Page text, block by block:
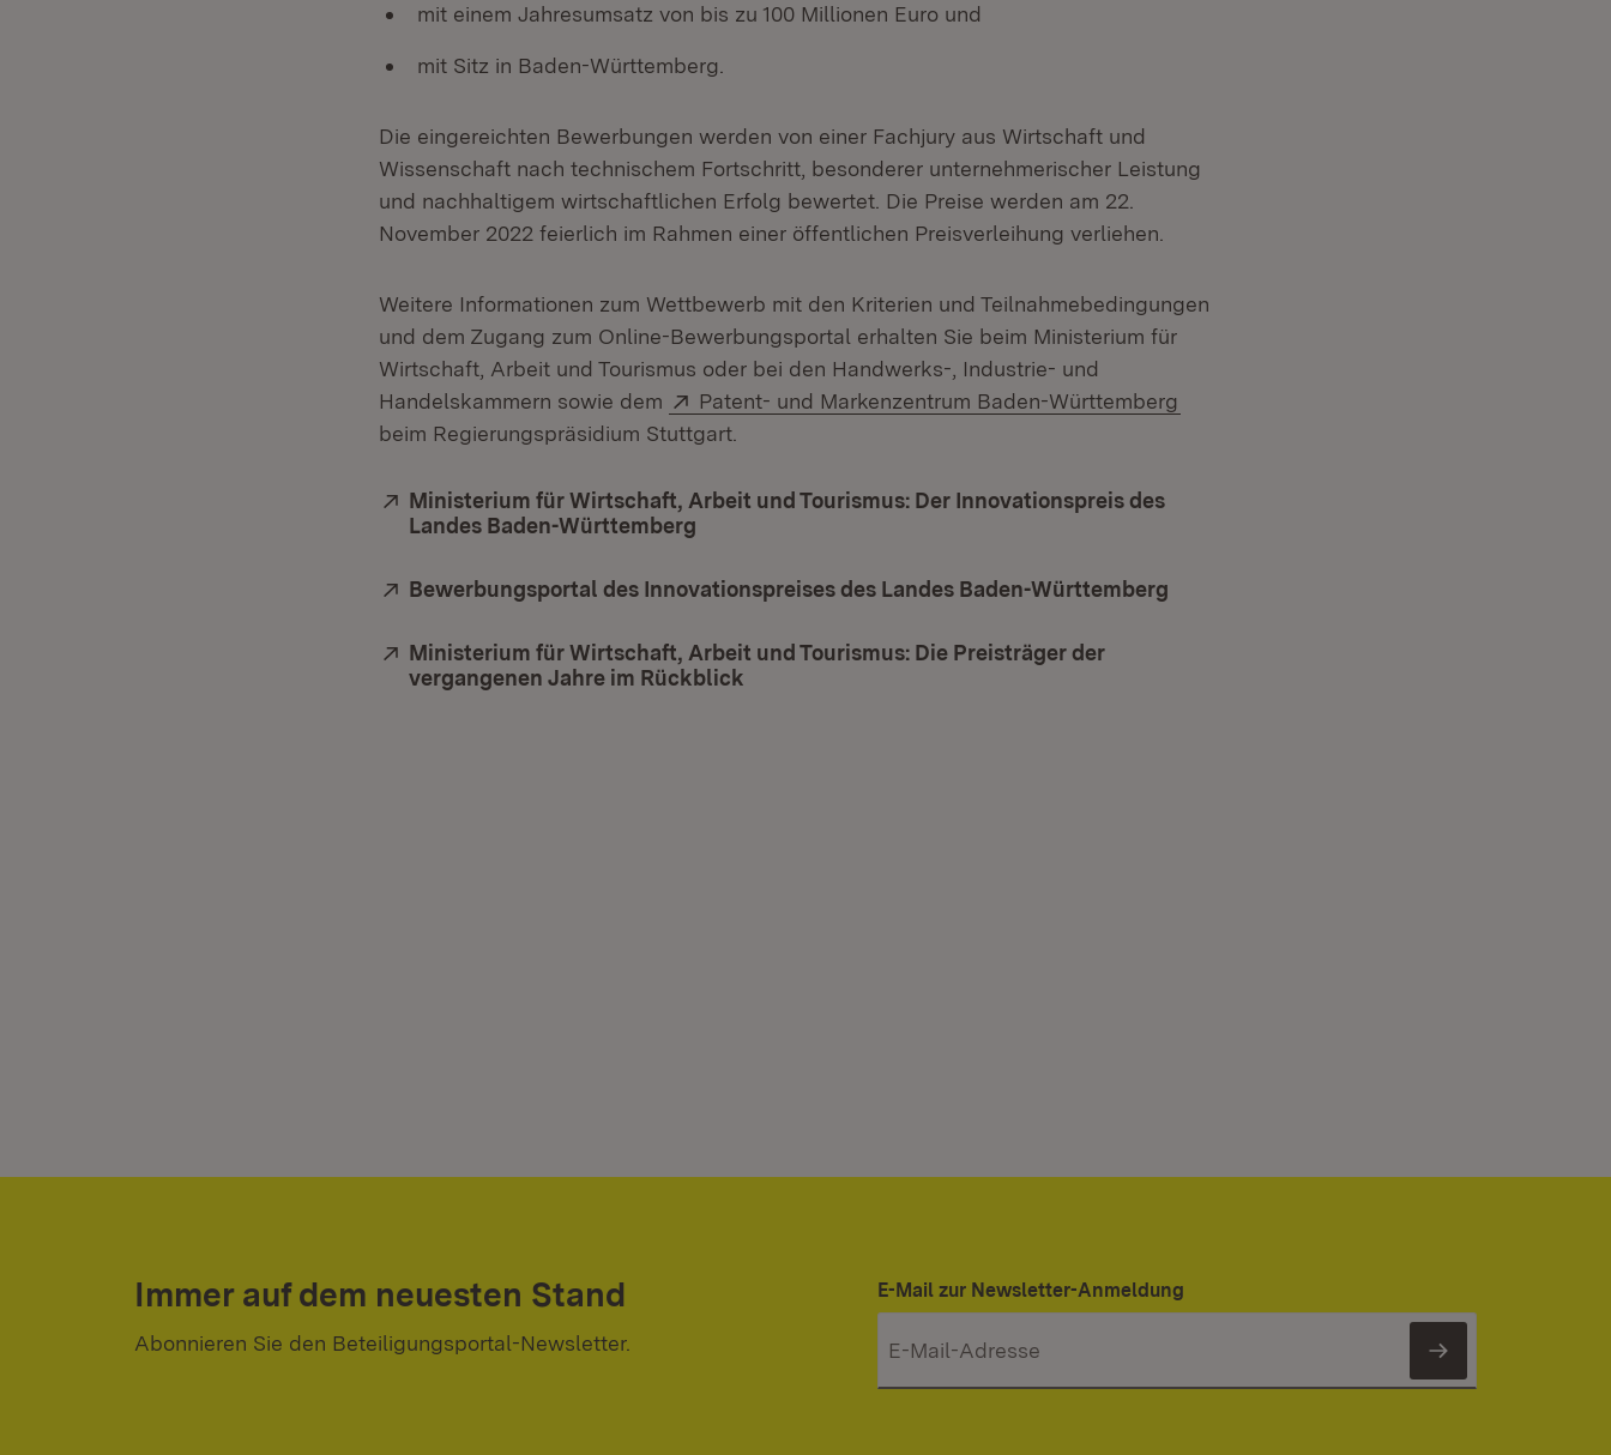
mit einem Jahresumsatz von bis zu 100 Millionen Euro und
mit Sitz in Baden-Württemberg.
Die eingereichten Bewerbungen werden von einer Fachjury aus Wirtschaft und
Wissenschaft nach technischem Fortschritt, besonderer unternehmerischer Leistung
und nachhaltigem wirtschaftlichen Erfolg bewertet. Die Preise werden am 22.
November 2022 feierlich im Rahmen einer öffentlichen Preisverleihung verliehen.
Weitere Informationen zum Wettbewerb mit den Kriterien und Teilnahmebedingungen
und dem Zugang zum Online-Bewerbungsportal erhalten Sie beim Ministerium für
Wirtschaft, Arbeit und Tourismus oder bei den Handwerks-, Industrie- und
Handelskammern sowie dem
Extern:
Patent- und Markenzentrum Baden-Württemberg
beim Regierungspräsidium Stuttgart.
Extern:
Ministerium für Wirtschaft, Arbeit und Tourismus: Der Innovationspreis des
Landes Baden-Württemberg
Extern:
Bewerbungsportal des Innovationspreises des Landes Baden-Württemberg
Extern:
Ministerium für Wirtschaft, Arbeit und Tourismus: Die Preisträger der
vergangenen Jahre im Rückblick
Immer auf dem neuesten Stand
Abonnieren Sie den Beteiligungsportal-Newsletter.
E-Mail zur Newsletter-Anmeldung
Newsletter